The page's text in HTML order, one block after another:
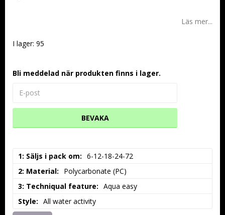
Läs mer...
I lager: 95
Bli meddelad när produkten finns i lager.
BEVAKA
1: Säljs i pack om
6-12-18-24-72
2: Material
Polycarbonate (PC)
3: Techniqual feature
Aqua easy
Style
All water activity